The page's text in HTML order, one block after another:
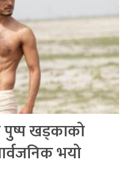
पुष्प खड्काको
भयो